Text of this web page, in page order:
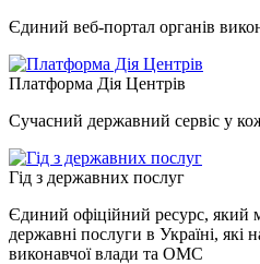
Єдиний веб-портал органів
Платформа Дія Центрів
Сучасний державний сервіс у
Гід з державних послуг
Єдиний офіційний ресурс, який
державні послуги в Україні, які
виконавчої влади та ОМС